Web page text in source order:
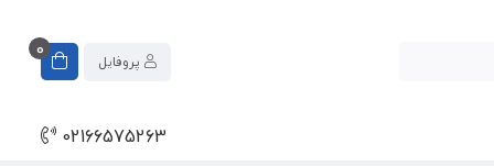
0
02166575263